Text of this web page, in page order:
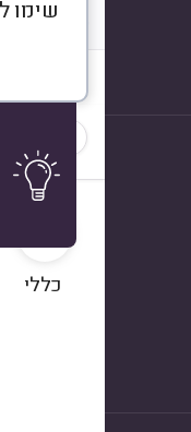
שימו
דברו
10
כללי